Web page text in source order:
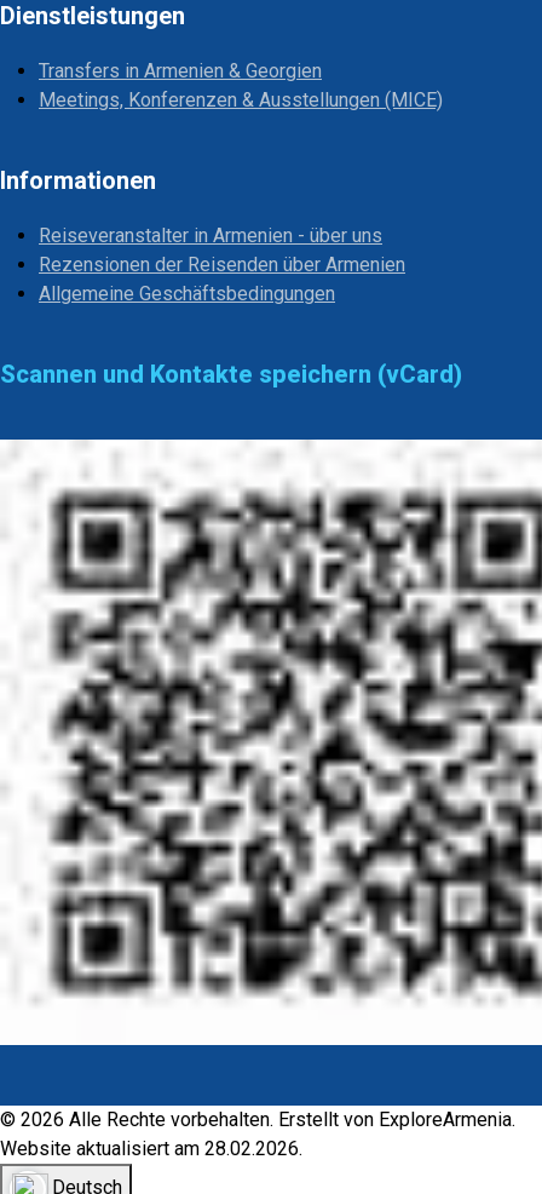
Dienstleistungen
Transfers in Armenien & Georgien
Meetings, Konferenzen & Ausstellungen (MICE)
Informationen
Reiseveranstalter in Armenien - über uns
Rezensionen der Reisenden über Armenien
Allgemeine Geschäftsbedingungen
Scannen und Kontakte speichern (vCard)
© 2026 Alle Rechte vorbehalten. Erstellt von ExploreArmenia.
Website aktualisiert am 28.02.2026.
Deutsch